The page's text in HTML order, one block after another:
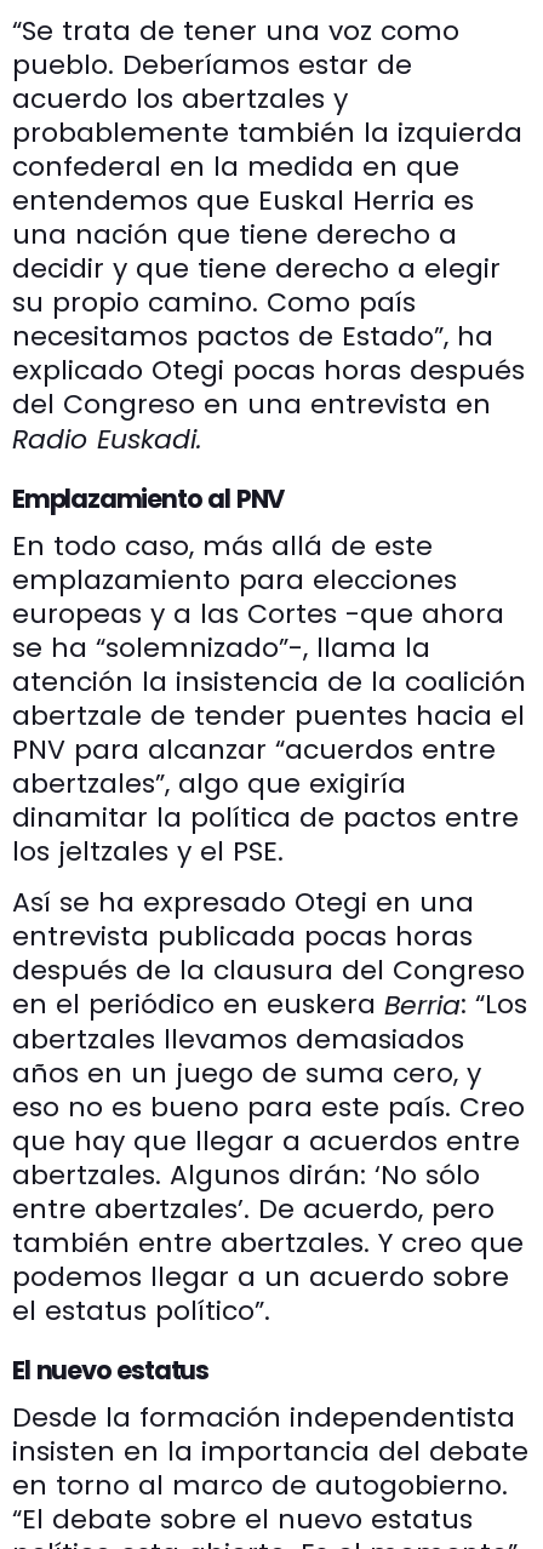
“Se trata de tener una voz como
pueblo. Deberíamos estar de
acuerdo los abertzales y
probablemente también la izquierda
confederal en la medida en que
entendemos que Euskal Herria es
una nación que tiene derecho a
decidir y que tiene derecho a elegir
su propio camino. Como país
necesitamos pactos de Estado”, ha
explicado Otegi pocas horas después
del Congreso en una entrevista en
Radio Euskadi.
Emplazamiento al PNV
En todo caso, más allá de este
emplazamiento para elecciones
europeas y a las Cortes -que ahora
se ha “solemnizado”-, llama la
atención la insistencia de la coalición
abertzale de tender puentes hacia el
PNV para alcanzar “acuerdos entre
abertzales”, algo que exigiría
dinamitar la política de pactos entre
los jeltzales y el PSE.
Así se ha expresado Otegi en una
entrevista publicada pocas horas
después de la clausura del Congreso
en el periódico en euskera Berria: “Los
abertzales llevamos demasiados
años en un juego de suma cero, y
eso no es bueno para este país. Creo
que hay que llegar a acuerdos entre
abertzales. Algunos dirán: ‘No sólo
entre abertzales’. De acuerdo, pero
también entre abertzales. Y creo que
podemos llegar a un acuerdo sobre
el estatus político”.
El nuevo estatus
Desde la formación independentista
insisten en la importancia del debate
en torno al marco de autogobierno.
“El debate sobre el nuevo estatus